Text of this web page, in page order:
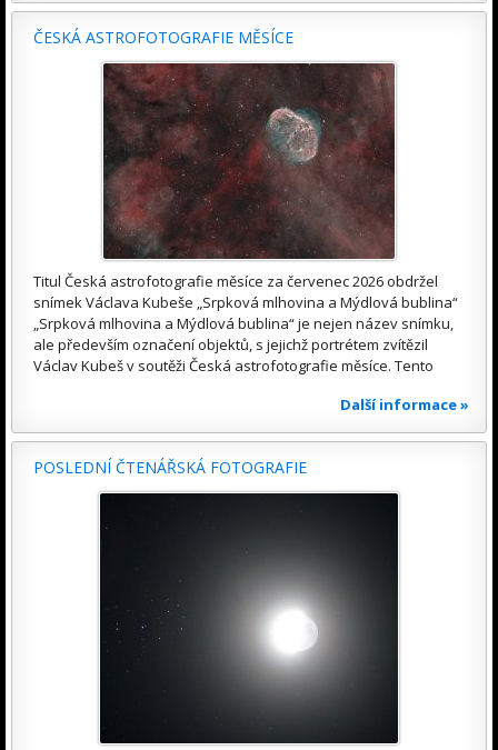
ČESKÁ ASTROFOTOGRAFIE MĚSÍCE
Titul Česká astrofotografie měsíce za červenec 2026 obdržel
snímek Václava Kubeše „Srpková mlhovina a Mýdlová bublina“
„Srpková mlhovina a Mýdlová bublina“ je nejen název snímku,
ale především označení objektů, s jejichž portrétem zvítězil
Václav Kubeš v soutěži Česká astrofotografie měsíce. Tento
Další informace »
POSLEDNÍ ČTENÁŘSKÁ FOTOGRAFIE